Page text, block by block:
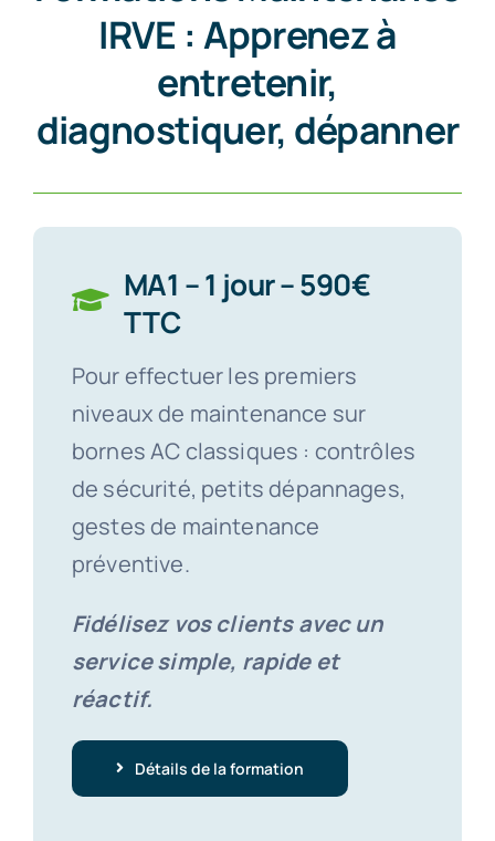
IRVE : Apprenez à
entretenir,
diagnostiquer, dépanner
MA1 – 1 jour – 590€
TTC
Pour effectuer les premiers
niveaux de maintenance sur
bornes AC classiques : contrôles
de sécurité, petits dépannages,
gestes de maintenance
préventive.
Fidélisez vos clients avec un
service simple, rapide et
réactif.
Détails de la formation